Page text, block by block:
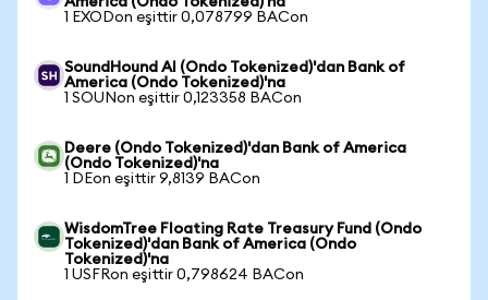
1 EXODon eşittir 0,078799 BACon
SoundHound AI (Ondo Tokenized)'dan Bank of
America (Ondo Tokenized)'na
1 SOUNon eşittir 0,123358 BACon
Deere (Ondo Tokenized)'dan Bank of America
(Ondo Tokenized)'na
1 DEon eşittir 9,8139 BACon
WisdomTree Floating Rate Treasury Fund (Ondo
Tokenized)'dan Bank of America (Ondo
Tokenized)'na
1 USFRon eşittir 0,798624 BACon